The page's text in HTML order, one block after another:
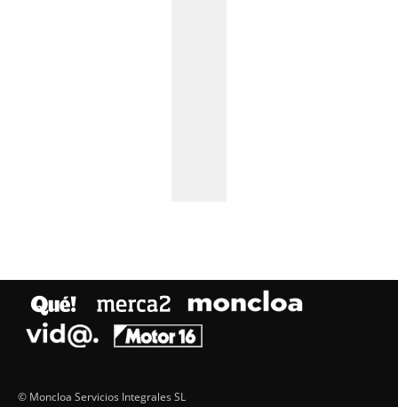
© Moncloa Servicios Integrales SL